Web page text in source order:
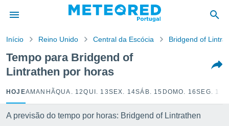
da
foi
para
fornecidas
a este
Início Reino Unido Central da Escócia Bridgend of
Tempo para Bridgend of
Lintrathen por horas
HOJEAMANHÃQUA. 12QUI. 13SEX. 14SÁB. 15 DOMO. 16SEG. 17
A previsão do tempo por horas: Bridgend of Lintrathen